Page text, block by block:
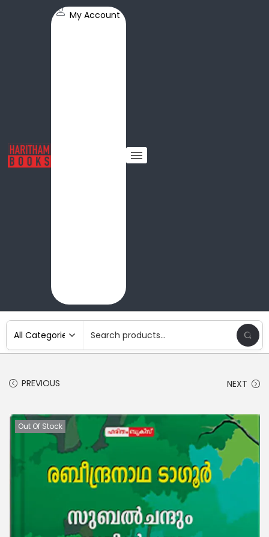
My Account
PREVIOUS NEXT
Out Of Stock